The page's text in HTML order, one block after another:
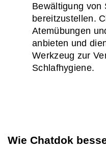
Bewältigung von
bereitzustellen.
Atemübungen
anbieten und
Werkzeug zur
Schlafhygiene.
Wie Chatdok